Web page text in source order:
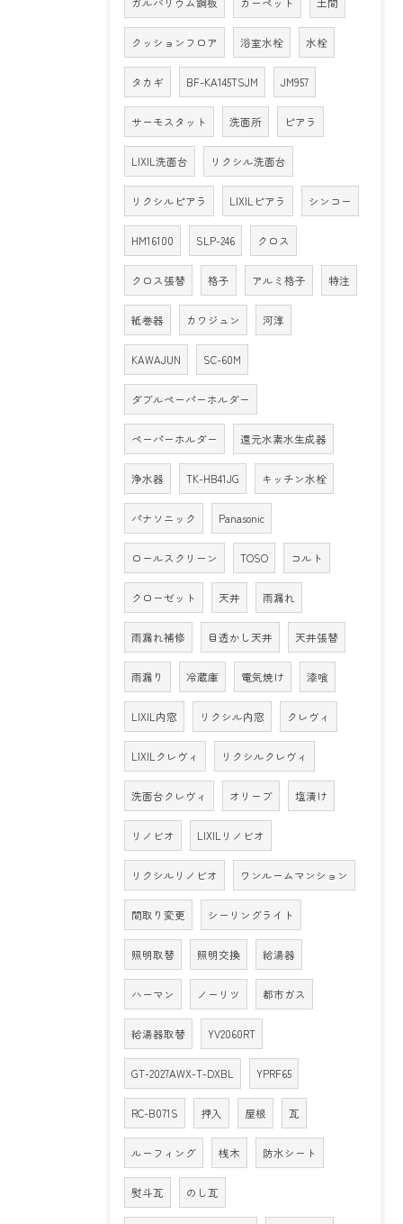
クッションフロア 浴室水栓 水栓
タカギ BF-KA145TSJM JM957
サーモスタット 洗面所 ピアラ
LIXIL洗面台 リクシル洗面台
リクシルピアラ LIXILピアラ シンコー
HM16100 SLP-246 クロス
クロス張替 格子 アルミ格子 特注
紙巻器 カワジュン 河淳
KAWAJUN SC-60M
ダブルペーパーホルダー
ペーパーホルダー 還元水素水生成器
浄水器 TK-HB41JG キッチン水栓
パナソニック Panasonic
ロールスクリーン TOSO コルト
クローゼット 天井 雨漏れ
雨漏れ補修 目透かし天井 天井張替
雨漏り 冷蔵庫 電気焼け 漆喰
LIXIL内窓 リクシル内窓 クレヴィ
LIXILクレヴィ リクシルクレヴィ
洗面台クレヴィ オリーブ 塩漬け
リノビオ LIXILリノビオ
リクシルリノビオ ワンルームマンション
間取り変更 シーリングライト
照明取替 照明交換 給湯器
ハーマン ノーリツ 都市ガス
給湯器取替 YV2060RT
GT-2027AWX-T-DXBL YPRF65
RC-B071S 押入 屋根 瓦
ルーフィング 桟木 防水シート
熨斗瓦 のし瓦